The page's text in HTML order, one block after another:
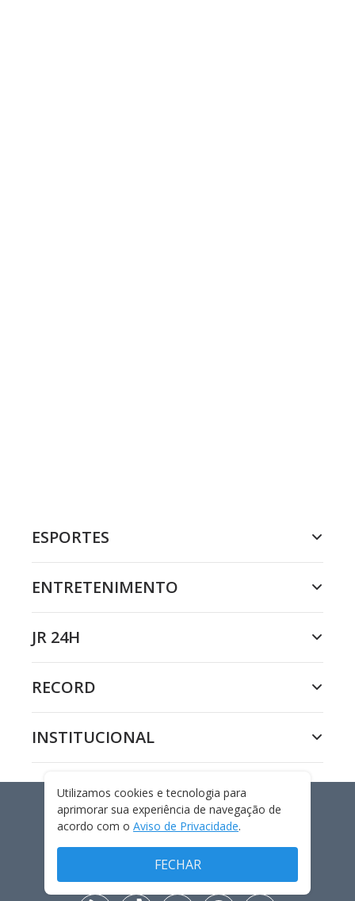
ESPORTES
ENTRETENIMENTO
JR 24H
RECORD
INSTITUCIONAL
INTERNACIONAL
Utilizamos cookies e tecnologia para
aprimorar sua experiência de navegação de
acordo com o Aviso de Privacidade.
FECHAR